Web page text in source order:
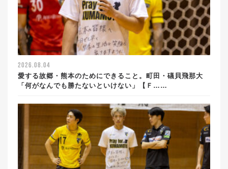
2026.08.04
愛する故郷・熊本のためにできること。町田・礒貝飛那大
「何がなんでも勝たないといけない」【Ｆ……